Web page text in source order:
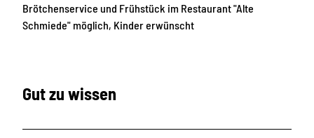
Brötchenservice und Frühstück im Restaurant "Alte
Schmiede" möglich, Kinder erwünscht
Gut zu wissen